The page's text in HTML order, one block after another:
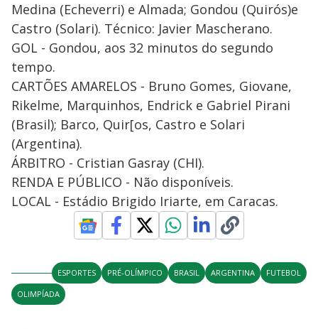
Medina (Echeverri) e Almada; Gondou (Quirós)e
Castro (Solari). Técnico: Javier Mascherano.
GOL - Gondou, aos 32 minutos do segundo
tempo.
CARTÕES AMARELOS - Bruno Gomes, Giovane,
Rikelme, Marquinhos, Endrick e Gabriel Pirani
(Brasil); Barco, Quir[os, Castro e Solari
(Argentina).
ÁRBITRO - Cristian Gasray (CHI).
RENDA E PÚBLICO - Não disponíveis.
LOCAL - Estádio Brigido Iriarte, em Caracas.
ESPORTES PRÉ-OLÍMPICO BRASIL ARGENTINA
FUTEBOL
OLIMPÍADA